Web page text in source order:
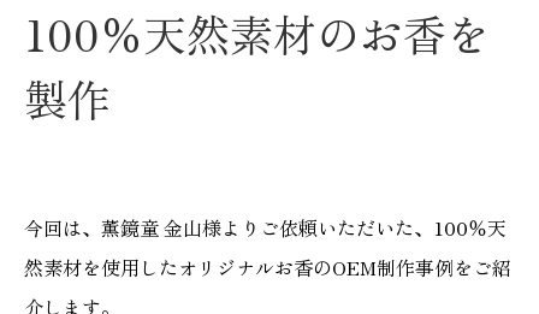
100％天然素材のお香を
製作
今回は、薫鏡童 金山様よりご依頼いただいた、100％天
然素材を使用したオリジナルお香のOEM制作事例をご紹
介します。